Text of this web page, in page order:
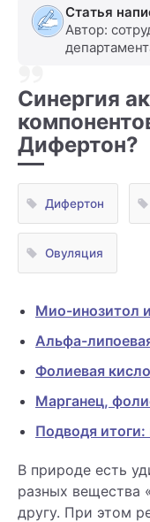
О
ГДЕ
Статья
Автор:
Синергия
Дифертон?
Дифертон
Овуляция
Мио-инозитол
Альфа-
Фолиевая
Марганец,
Подводя
В природе есть
разных вещества
другу. При этом